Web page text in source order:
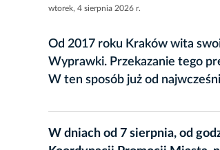
wtorek, 4 sierpnia 2026 r.
Od 2017 roku Kraków wita
Wyprawki. Przekazanie tego
W ten sposób już od
W dniach od 7 sierpnia, od